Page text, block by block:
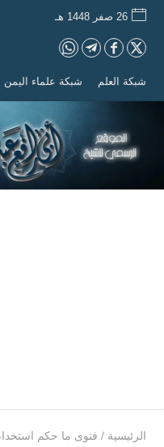
26 صفر 1448 هـ
شبكة العلم شبكة علماء اليمن
الرئيسية / فتوى ما حكم